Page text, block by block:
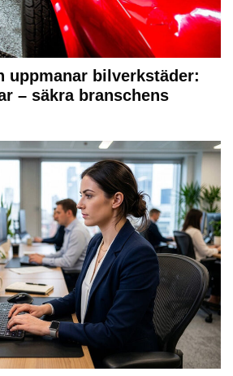
uppmanar bilverkstäder:
– säkra branschens